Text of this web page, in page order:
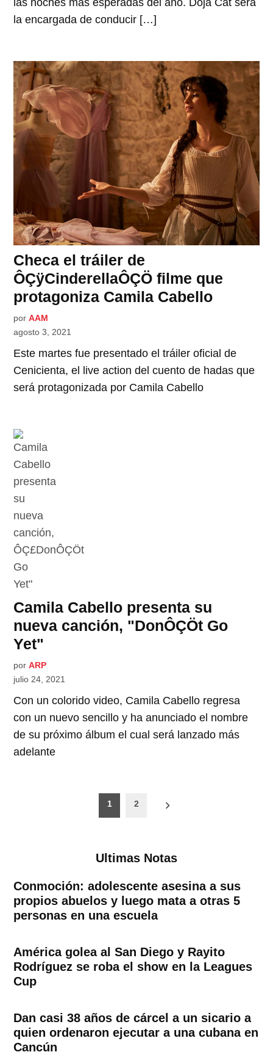
la encargada de conducir […]
Checa el tráiler de
ÔÇÿCinderellaÔÇÖ filme que
protagoniza Camila Cabello
por AAM
agosto 3, 2021
Este martes fue presentado el tráiler oficial de
Cenicienta, el live action del cuento de hadas que
será protagonizada por Camila Cabello
Camila Cabello presenta su
nueva canción, "DonÔÇÖt Go
Yet"
por ARP
julio 24, 2021
Con un colorido video, Camila Cabello regresa
con un nuevo sencillo y ha anunciado el nombre
de su próximo álbum el cual será lanzado más
adelante
1 2
Ultimas Notas
Conmoción: adolescente asesina a sus
propios abuelos y luego mata a otras 5
personas en una escuela
América golea al San Diego y Rayito
Rodríguez se roba el show en la Leagues
Cup
Dan casi 38 años de cárcel a un sicario a
quien ordenaron ejecutar a una cubana en
Cancún